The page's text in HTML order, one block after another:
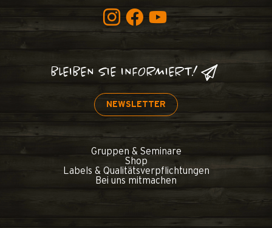
BLEIBEN SIE INFORMIERT!
NEWSLETTER
Gruppen & Seminare
Shop
Labels & Qualitätsverpflichtungen
Bei uns mitmachen